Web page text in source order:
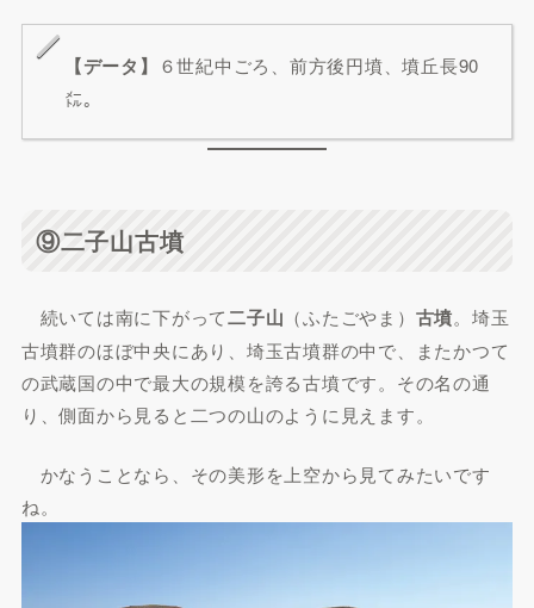
【データ】 ６世紀中ごろ、前方後円墳、墳丘長90
㍍。
⑨二子山古墳
続いては南に下がって二子山 （ふたごやま） 古墳。埼玉
古墳群のほぼ中央にあり、埼玉古墳群の中で、またかつて
の武蔵国の中で最大の規模を誇る古墳です。その名の通
り、側面から見ると二つの山のように見えます。
かなうことなら、その美形を上空から見てみたいです
ね。